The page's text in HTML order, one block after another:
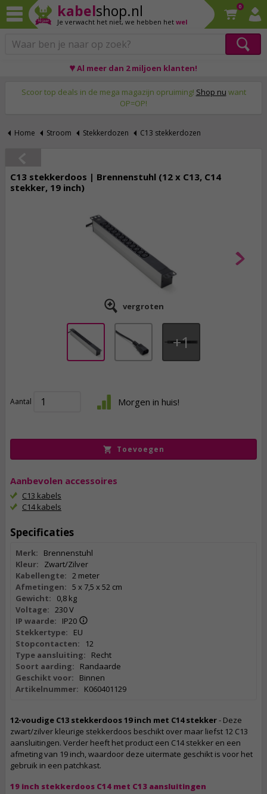
kabelshop.nl
Je verwacht het niet, we hebben het wel
0
♥ Al meer dan 2 miljoen klanten!
Scoor top deals in de mega magazijn opruiming! Shop nu want
OP=OP!
Home Stroom Stekkerdozen C13 stekkerdozen
C13 stekkerdoos | Brennenstuhl (12 x C13, C14
stekker, 19 inch)
vergroten
1
Aantal Morgen in huis!
Toevoegen
Aanbevolen accessoires
C13 kabels
C14 kabels
Specificaties
Merk:
Brennenstuhl
Kleur:
Zwart/Zilver
Kabellengte: 2 meter
Afmetingen:
5 x 7,5 x 52 cm
Gewicht:
0,8 kg
Voltage: 230 V
IP waarde:
IP20
Stekkertype:
EU
Stopcontacten:
12
Type aansluiting:
Recht
Soort aarding:
Randaarde
Geschikt voor:
Binnen
Artikelnummer:
K060401129
12-voudige C13 stekkerdoos 19 inch met C14 stekker- Deze
zwart/zilver kleurige stekkerdoos beschikt over maar liefst 12 C13
aansluitingen. Verder heeft het product een C14 stekker en een
afmeting van 19 inch, waardoor deze uitermate geschikt is voor het
gebruik in een patchkast.
19 inch stekkerdoos C14 met C13 aansluitingen